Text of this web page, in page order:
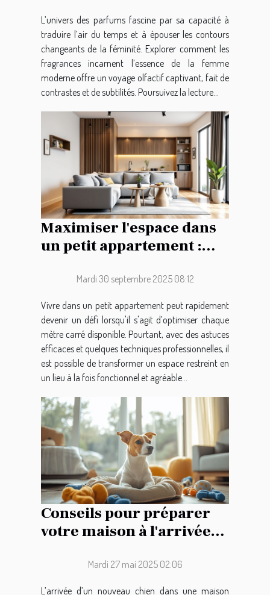
L’univers des parfums fascine par sa capacité à
traduire l’air du temps et à épouser les contours
changeants de la féminité. Explorer comment les
fragrances incarnent l’essence de la femme
moderne offre un voyage olfactif captivant, fait de
contrastes et de subtilités. Poursuivez la lecture...
Maximiser l'espace dans
un petit appartement :
Mardi 30 septembre 2025 08:12
Vivre dans un petit appartement peut rapidement
devenir un défi lorsqu'il s'agit d’optimiser chaque
mètre carré disponible. Pourtant, avec des astuces
efficaces et quelques techniques professionnelles, il
est possible de transformer un espace restreint en
un lieu à la fois fonctionnel et agréable...
Conseils pour préparer
votre maison à l'arrivée
Mardi 27 mai 2025 02:06
L’arrivée d’un nouveau chien dans une maison